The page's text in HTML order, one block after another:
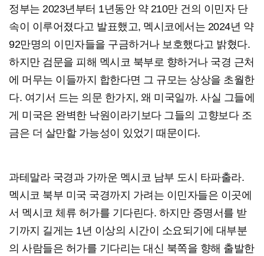
정부는 2023년부터 1년동안 약 210만 건의 이민자 단
속이 이루어졌다고 발표했고, 멕시코에서는 2024년 약
92만명의 이민자들을 구금하거나 보호했다고 밝혔다.
하지만 검문을 피해 멕시코 북부로 향하거나 국경 근처
에 머무는 이들까지 합한다면 그 규모는 상상을 초월한
다. 여기서 드는 의문 한가지, 왜 미국일까. 사실 그들에
게 미국은 완벽한 낙원이라기보다 그들의 고향보다 조
금은 더 살만할 가능성이 있었기 때문이다.
과테말라 국경과 가까운 멕시코 남부 도시 타파출라.
멕시코 북부 미국 국경까지 가려는 이민자들은 이곳에
서 멕시코 체류 허가를 기다린다. 하지만 증명서를 받
기까지 길게는 1년 이상의 시간이 소요되기에 대부분
의 사람들은 허가를 기다리는 대신 북쪽을 향해 출발한